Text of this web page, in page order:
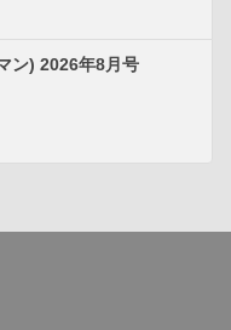
ン) 2026年8月号